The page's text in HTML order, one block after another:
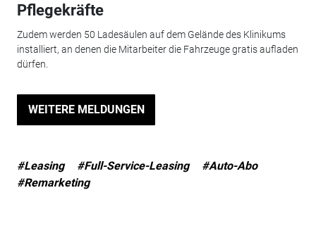
Pflegekräfte
Zudem werden 50 Ladesäulen auf dem Gelände des Klinikums
installiert, an denen die Mitarbeiter die Fahrzeuge gratis aufladen
dürfen.
WEITERE MELDUNGEN
#Leasing #Full-Service-Leasing
#Auto-Abo
#Remarketing